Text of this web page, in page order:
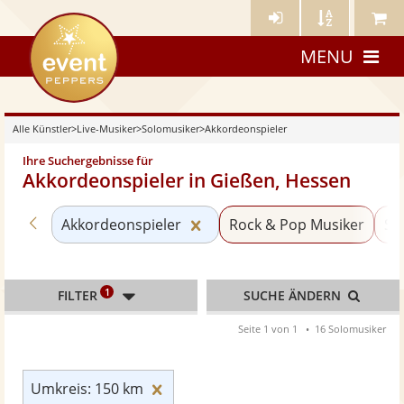
Künstler- Künstler Meine
eventpeppers
MENU
Alle Künstler>Live-Musiker>Solomusiker>Akkordeonspieler
Ihre Suchergebnisse für
Akkordeonspieler in Gießen, Hessen
Zurück zu «Solomusiker»
Akkordeonspieler Kategorie
Rock & Pop Musiker
Umkreis: 150 km
FILTER 1 SUCHE ÄNDERN
Seite 1 von 1 16 Solomusiker